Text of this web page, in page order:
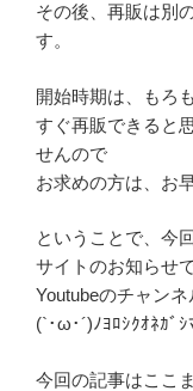
その後、再販は別
す。
開始時期は、もろ
すぐ再販できると
せんので
お求めの方は、お
ということで、今
サイトのお知らせ
Youtubeのチャン
(`･ω･´)ﾉﾖﾛｼｸｵﾈｶﾞｼ
今回の記事はここ